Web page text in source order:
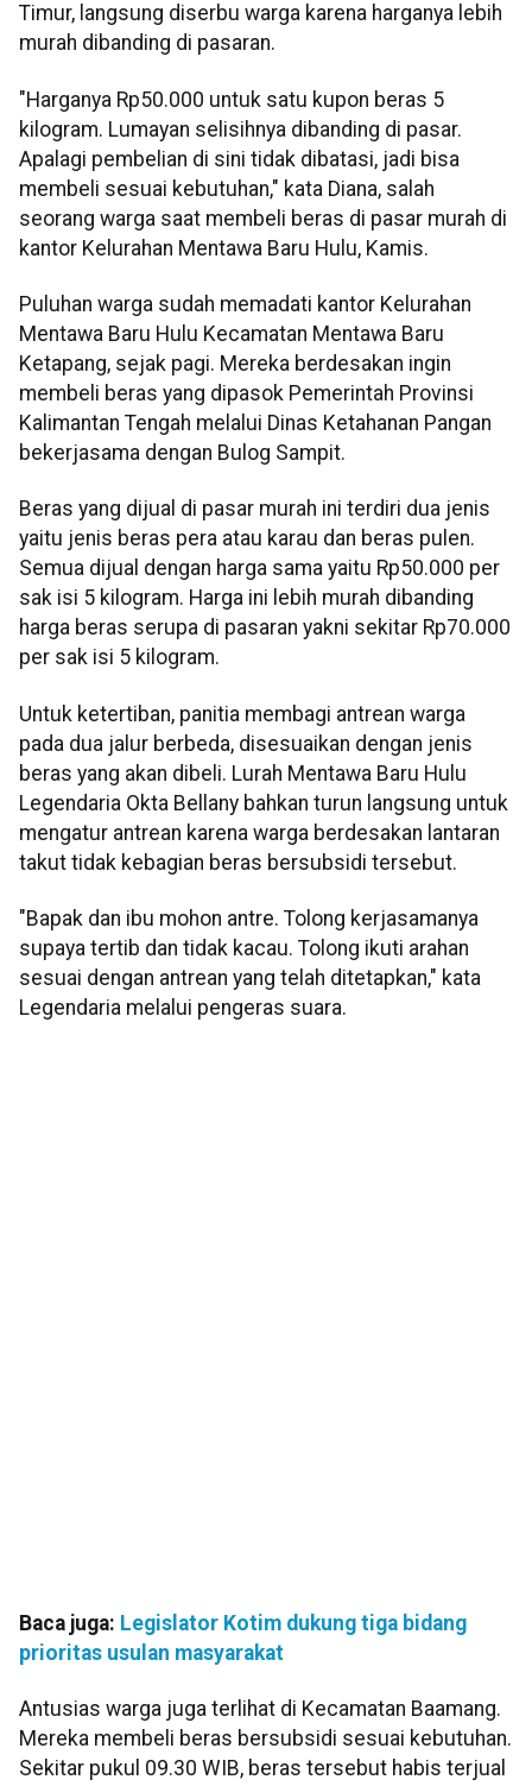
Timur, langsung diserbu warga karena harganya lebih
murah dibanding di pasaran.
"Harganya Rp50.000 untuk satu kupon beras 5
kilogram. Lumayan selisihnya dibanding di pasar.
Apalagi pembelian di sini tidak dibatasi, jadi bisa
membeli sesuai kebutuhan," kata Diana, salah
seorang warga saat membeli beras di pasar murah di
kantor Kelurahan Mentawa Baru Hulu, Kamis.
Puluhan warga sudah memadati kantor Kelurahan
Mentawa Baru Hulu Kecamatan Mentawa Baru
Ketapang, sejak pagi. Mereka berdesakan ingin
membeli beras yang dipasok Pemerintah Provinsi
Kalimantan Tengah melalui Dinas Ketahanan Pangan
bekerjasama dengan Bulog Sampit.
Beras yang dijual di pasar murah ini terdiri dua jenis
yaitu jenis beras pera atau karau dan beras pulen.
Semua dijual dengan harga sama yaitu Rp50.000 per
sak isi 5 kilogram. Harga ini lebih murah dibanding
harga beras serupa di pasaran yakni sekitar Rp70.000
per sak isi 5 kilogram.
Untuk ketertiban, panitia membagi antrean warga
pada dua jalur berbeda, disesuaikan dengan jenis
beras yang akan dibeli. Lurah Mentawa Baru Hulu
Legendaria Okta Bellany bahkan turun langsung untuk
mengatur antrean karena warga berdesakan lantaran
takut tidak kebagian beras bersubsidi tersebut.
"Bapak dan ibu mohon antre. Tolong kerjasamanya
supaya tertib dan tidak kacau. Tolong ikuti arahan
sesuai dengan antrean yang telah ditetapkan," kata
Legendaria melalui pengeras suara.
Baca juga: Legislator Kotim dukung tiga bidang
prioritas usulan masyarakat
Antusias warga juga terlihat di Kecamatan Baamang.
Mereka membeli beras bersubsidi sesuai kebutuhan.
Sekitar pukul 09.30 WIB, beras tersebut habis terjual